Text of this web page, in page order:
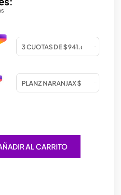
AL CARRITO